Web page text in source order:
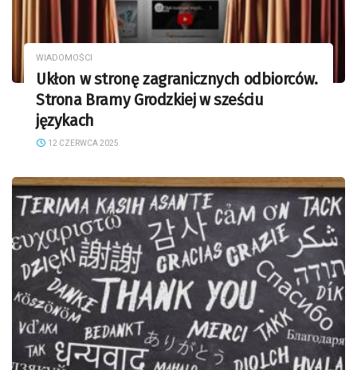
WIADOMOŚCI
Ukłon w stronę zagranicznych odbiorców.
Strona Bramy Grodzkiej w sześciu
językach
12 CZERWCA 2025